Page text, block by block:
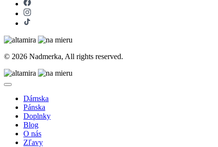
© 2026 Nadmerka, All rights reserved.
Dámska
Pánska
Doplnky
Blog
O nás
Zľavy